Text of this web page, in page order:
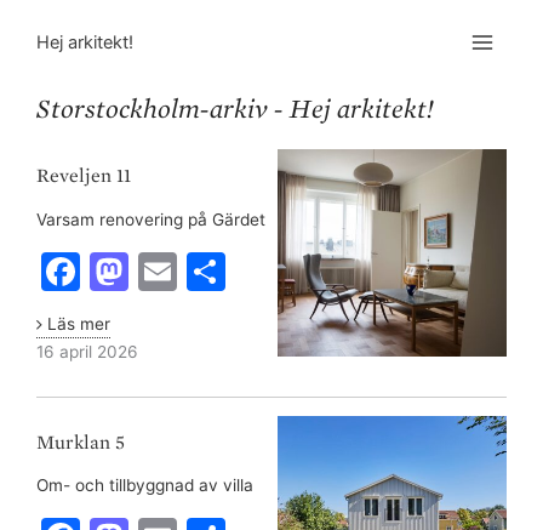
Hej arkitekt!
Storstockholm-arkiv - Hej arkitekt!
Reveljen 11
Varsam renovering på Gärdet
F
a
c
e
b
o
o
M
st
o
n
E
l
e
11
Läs mer
16 april 2026
Murklan 5
Om- och tillbyggnad av villa
5